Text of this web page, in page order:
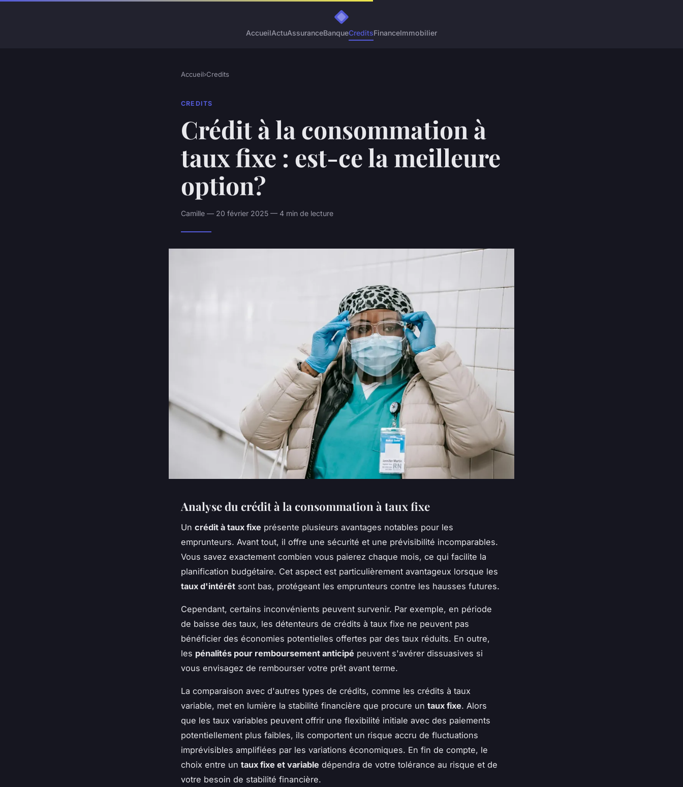
AccueilActuAssuranceBanqueCreditsFinanceImmobilier
Accueil›Credits
CREDITS
Crédit à la consommation à
taux fixe : est-ce la meilleure
option?
Camille — 20 février 2025 — 4 min de lecture
Analyse du crédit à la consommation à taux fixe
Un crédit à taux fixe présente plusieurs avantages notables pour les
emprunteurs. Avant tout, il offre une sécurité et une prévisibilité incomparables.
Vous savez exactement combien vous paierez chaque mois, ce qui facilite la
planification budgétaire. Cet aspect est particulièrement avantageux lorsque les
taux d'intérêt sont bas, protégeant les emprunteurs contre les hausses futures.
Cependant, certains inconvénients peuvent survenir. Par exemple, en période
de baisse des taux, les détenteurs de crédits à taux fixe ne peuvent pas
bénéficier des économies potentielles offertes par des taux réduits. En outre,
les pénalités pour remboursement anticipé peuvent s'avérer dissuasives si
vous envisagez de rembourser votre prêt avant terme.
La comparaison avec d'autres types de crédits, comme les crédits à taux
variable, met en lumière la stabilité financière que procure un taux fixe. Alors
que les taux variables peuvent offrir une flexibilité initiale avec des paiements
potentiellement plus faibles, ils comportent un risque accru de fluctuations
imprévisibles amplifiées par les variations économiques. En fin de compte, le
choix entre un taux fixe et variable dépendra de votre tolérance au risque et de
votre besoin de stabilité financière.